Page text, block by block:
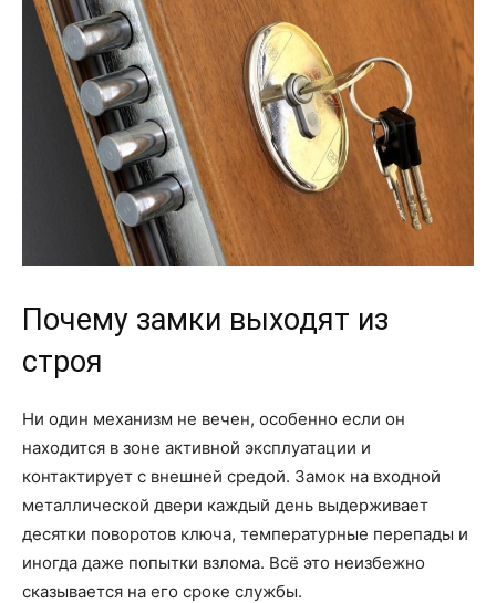
Почему замки выходят из
строя
Ни один механизм не вечен, особенно если он
находится в зоне активной эксплуатации и
контактирует с внешней средой. Замок на входной
металлической двери каждый день выдерживает
десятки поворотов ключа, температурные перепады и
иногда даже попытки взлома. Всё это неизбежно
сказывается на его сроке службы.